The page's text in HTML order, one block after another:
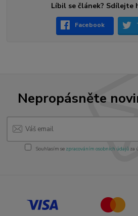
Líbil se článek? Sdílejte
Facebook
Nepropásněte
Souhlasím se zpracováním osobních údajůza